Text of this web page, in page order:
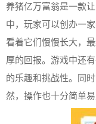
养猪亿万富翁是一款
中，玩家可以创办一
看着它们慢慢长大，
厚的回报。游戏中还
的乐趣和挑战性。同
然，操作也十分简单易